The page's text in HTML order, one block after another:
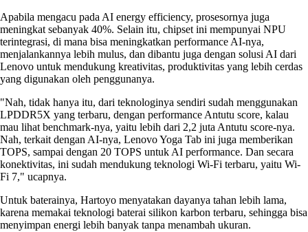
Apabila mengacu pada AI energy efficiency, prosesornya juga
meningkat sebanyak 40%. Selain itu, chipset ini mempunyai NPU
terintegrasi, di mana bisa meningkatkan performance AI-nya,
menjalankannya lebih mulus, dan dibantu juga dengan solusi AI dari
Lenovo untuk mendukung kreativitas, produktivitas yang lebih cerdas
yang digunakan oleh penggunanya.
"Nah, tidak hanya itu, dari teknologinya sendiri sudah menggunakan
LPDDR5X yang terbaru, dengan performance Antutu score, kalau
mau lihat benchmark-nya, yaitu lebih dari 2,2 juta Antutu score-nya.
Nah, terkait dengan AI-nya, Lenovo Yoga Tab ini juga memberikan
TOPS, sampai dengan 20 TOPS untuk AI performance. Dan secara
konektivitas, ini sudah mendukung teknologi Wi-Fi terbaru, yaitu Wi-
Fi 7," ucapnya.
Untuk baterainya, Hartoyo menyatakan dayanya tahan lebih lama,
karena memakai teknologi baterai silikon karbon terbaru, sehingga bisa
menyimpan energi lebih banyak tanpa menambah ukuran.